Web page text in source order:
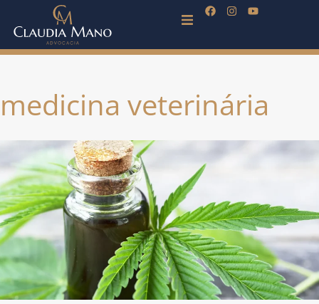
medicina veterinária